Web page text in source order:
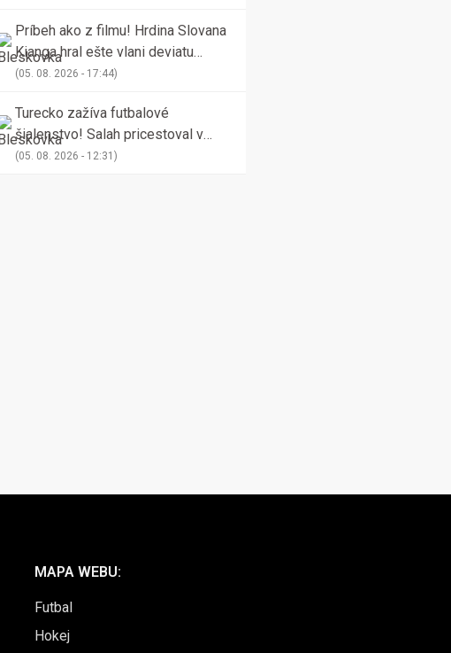
Príbeh ako z filmu! Hrdina Slovana
Kianga hral ešte vlani deviatu
anglickú ligu
(05. 08. 2026 - 17:44)
Turecko zažíva futbalové
šialenstvo! Salah pricestoval v
drese Trabzonsporu, fanúšikovia sú
(05. 08. 2026 - 12:31)
MAPA WEBU:
Futbal
Hokej